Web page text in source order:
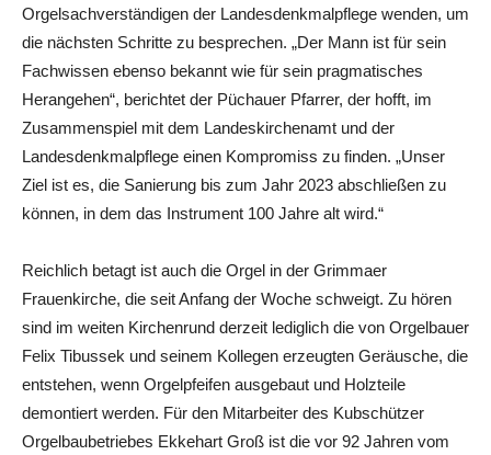
Orgelsachverständigen der Landesdenkmalpflege wenden, um
die nächsten Schritte zu besprechen. „Der Mann ist für sein
Fachwissen ebenso bekannt wie für sein pragmatisches
Herangehen“, berichtet der Püchauer Pfarrer, der hofft, im
Zusammenspiel mit dem Landeskirchenamt und der
Landesdenkmalpflege einen Kompromiss zu finden. „Unser
Ziel ist es, die Sanierung bis zum Jahr 2023 abschließen zu
können, in dem das Instrument 100 Jahre alt wird.“
Reichlich betagt ist auch die Orgel in der Grimmaer
Frauenkirche, die seit Anfang der Woche schweigt. Zu hören
sind im weiten Kirchenrund derzeit lediglich die von Orgelbauer
Felix Tibussek und seinem Kollegen erzeugten Geräusche, die
entstehen, wenn Orgelpfeifen ausgebaut und Holzteile
demontiert werden. Für den Mitarbeiter des Kubschützer
Orgelbaubetriebes Ekkehart Groß ist die vor 92 Jahren vom